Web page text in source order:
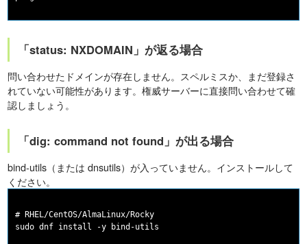
「status: NXDOMAIN」が返る場合
問い合わせたドメインが存在しません。スペルミスか、まだ登録さ
れていない可能性があります。権威サーバーに直接問い合わせて確
認しましょう。
「dig: command not found」が出る場合
bind-utils（または dnsutils）が入っていません。インストールして
ください。
# RHEL/CentOS/AlmaLinux/Rocky
sudo dnf install -y bind-utils